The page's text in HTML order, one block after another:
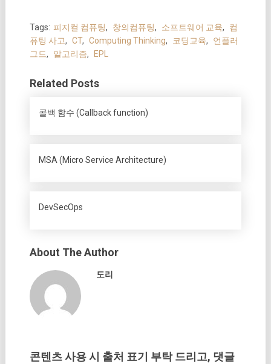
Tags: 피지컬 컴퓨팅, 창의컴퓨팅, 소프트웨어 교육,
컴
퓨팅 사고, CT, Computing Thinking, 코딩교육,
언플러
그드, 알고리즘, EPL
Related Posts
콜백 함수 (Callback function)
MSA (Micro Service Architecture)
DevSecOps
About The Author
도리
콘텐츠 사용 시 출처 표기 부탁 드리고, 댓글